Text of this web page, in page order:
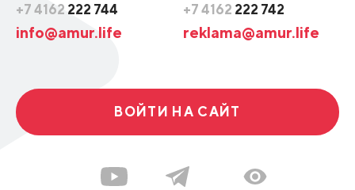
+7 4162 222 744
info@amur.life
+7 4162 222 742
reklama@amur.life
ВОЙТИ НА САЙТ